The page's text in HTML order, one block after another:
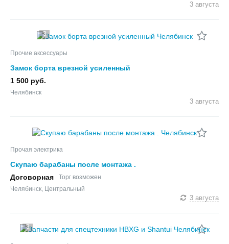
3 августа
3
Прочие аксессуары
Замок борта врезной усиленный
1 500 руб.
Челябинск
3 августа
Прочая электрика
Скупаю барабаны после монтажа .
Договорная
Торг возможен
Челябинск, Центральный
3 августа
3